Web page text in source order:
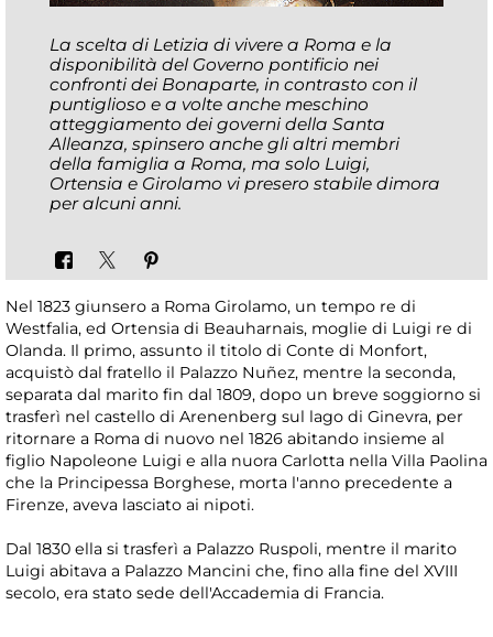
La scelta di Letizia di vivere a Roma e la
disponibilità del Governo pontificio nei
confronti dei Bonaparte, in contrasto con il
puntiglioso e a volte anche meschino
atteggiamento dei governi della Santa
Alleanza, spinsero anche gli altri membri
della famiglia a Roma, ma solo Luigi,
Ortensia e Girolamo vi presero stabile dimora
per alcuni anni.
Nel 1823 giunsero a Roma Girolamo, un tempo re di
Westfalia, ed Ortensia di Beauharnais, moglie di Luigi re di
Olanda. Il primo, assunto il titolo di Conte di Monfort,
acquistò dal fratello il Palazzo Nuñez, mentre la seconda,
separata dal marito fin dal 1809, dopo un breve soggiorno si
trasferì nel castello di Arenenberg sul lago di Ginevra, per
ritornare a Roma di nuovo nel 1826 abitando insieme al
figlio Napoleone Luigi e alla nuora Carlotta nella Villa Paolina
che la Principessa Borghese, morta l'anno precedente a
Firenze, aveva lasciato ai nipoti.
Dal 1830 ella si trasferì a Palazzo Ruspoli, mentre il marito
Luigi abitava a Palazzo Mancini che, fino alla fine del XVIII
secolo, era stato sede dell'Accademia di Francia.